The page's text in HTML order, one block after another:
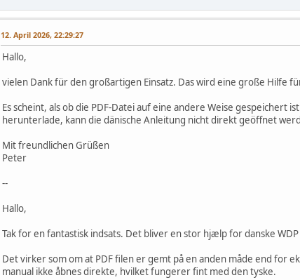
12. April 2026, 22:29:27
Hallo,
vielen Dank für den großartigen Einsatz. Das wird eine große Hilfe
Es scheint, als ob die PDF-Datei auf eine andere Weise gespeichert
herunterlade, kann die dänische Anleitung nicht direkt geöffnet
Mit freundlichen Grüßen
Peter
--
Hallo,
Tak for en fantastisk indsats. Det bliver en stor hjælp for danske
Det virker som om at PDF filen er gemt på en anden måde end for
manual ikke åbnes direkte, hvilket fungerer fint med den tyske.